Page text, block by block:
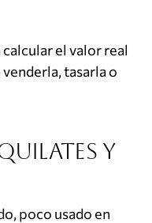
el valor real
tasarla o
y
poco usado en